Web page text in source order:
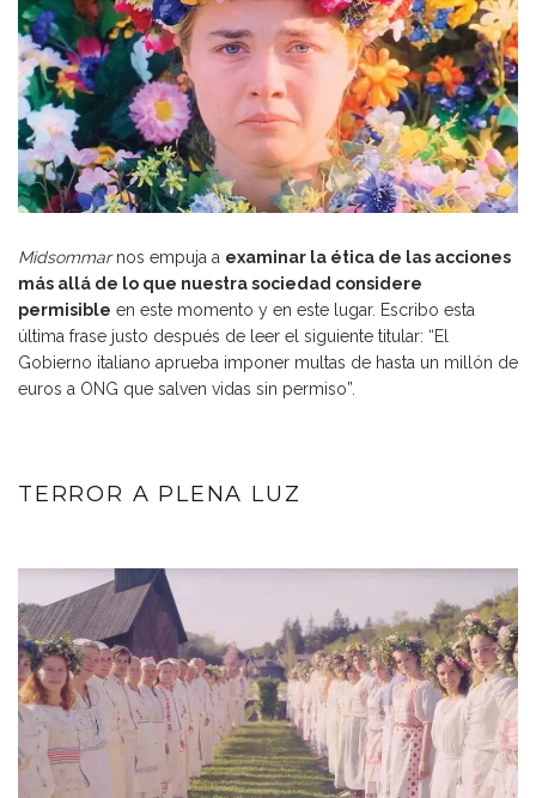
Midsommarnos empuja a examinar la ética de las acciones
más allá de lo que nuestra sociedad considere
permisible en este momento y en este lugar. Escribo esta
última frase justo después de leer el siguiente titular: “El
Gobierno italiano aprueba imponer multas de hasta un millón de
euros a ONG que salven vidas sin permiso”.
TERROR A PLENA LUZ